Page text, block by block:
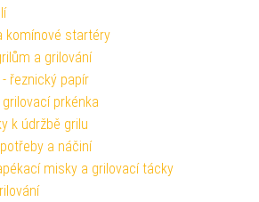
komínové startéry
a grilování
řeznický papír
prkénka
k údržbě grilu
a náčiní
misky a grilovací tácky